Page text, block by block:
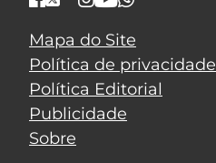
Mapa do Site
Política de privacidade
Política Editorial
Publicidade
Sobre